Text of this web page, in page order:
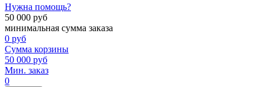
Нужна помощь?
50 000 руб
минимальная сумма заказа
0 руб
Сумма корзины
50 000 руб
Мин. заказ
0